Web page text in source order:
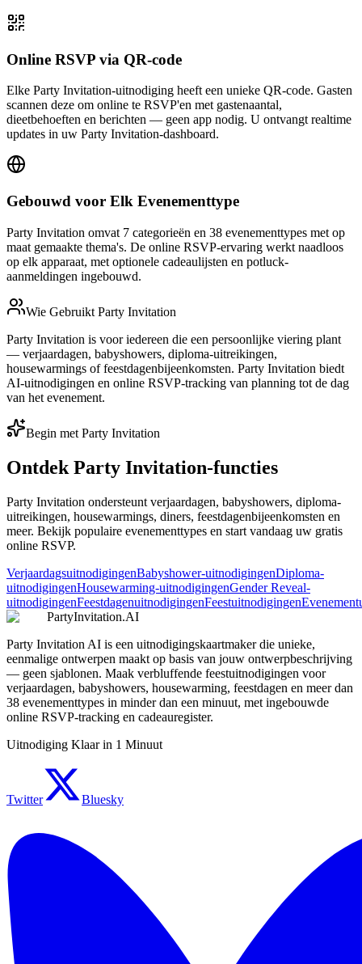
Online RSVP via QR-code
Elke Party Invitation-uitnodiging heeft een unieke QR-code. Gasten
scannen deze om online te RSVP'en met gastenaantal,
dieetbehoeften en berichten — geen app nodig. U ontvangt realtime
updates in uw Party Invitation-dashboard.
Gebouwd voor Elk Evenementtype
Party Invitation omvat 7 categorieën en 38 evenementtypes met op
maat gemaakte thema's. De online RSVP-ervaring werkt naadloos
op elk apparaat, met optionele cadeaulijsten en potluck-
aanmeldingen ingebouwd.
Wie Gebruikt Party Invitation
Party Invitation is voor iedereen die een persoonlijke viering plant
— verjaardagen, babyshowers, diploma-uitreikingen,
housewarmings of feestdagenbijeenkomsten. Party Invitation biedt
AI-uitnodigingen en online RSVP-tracking van planning tot de dag
van het evenement.
Begin met Party Invitation
Ontdek Party Invitation-functies
Party Invitation ondersteunt verjaardagen, babyshowers, diploma-
uitreikingen, housewarmings, diners, feestdagenbijeenkomsten en
meer. Bekijk populaire evenementtypes en start vandaag uw gratis
online RSVP.
VerjaardagsuitnodigingenBabyshower-uitnodigingenDiploma-
uitnodigingenHousewarming-uitnodigingenGender Reveal-
uitnodigingenFeestdagenuitnodigingenFeestuitnodigingen
PartyInvitation.AI
Party Invitation AI is een uitnodigingskaartmaker die unieke,
eenmalige ontwerpen maakt op basis van jouw ontwerpbeschrijving
— geen sjablonen. Maak verbluffende feestuitnodigingen voor
verjaardagen, babyshowers, housewarming, feestdagen en meer dan
38 evenementtypes in minder dan een minuut, met ingebouwde
online RSVP-tracking en cadeauregister.
Uitnodiging Klaar in 1 Minuut
Twitter Bluesky